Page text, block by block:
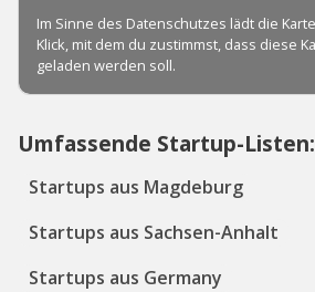
Umfassende Startup-Listen:
Startups aus Magdeburg
Startups aus Sachsen-Anhalt
Startups aus Germany